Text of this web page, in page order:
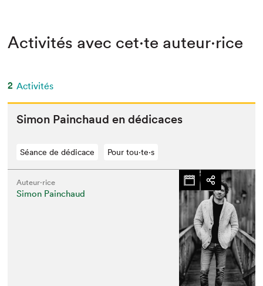
Activités avec cet·te auteur·rice
2 Activités
Simon Painchaud en dédicaces
Séance de dédicace Pour tou⋅te⋅s
Auteur·rice
Simon Painchaud